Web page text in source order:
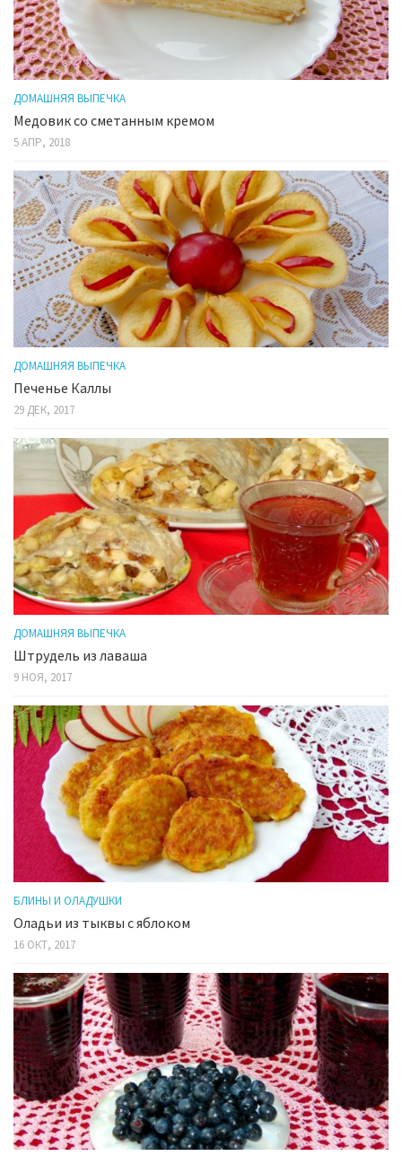
ДОМАШНЯЯ ВЫПЕЧКА
Медовик со сметанным кремом
5 АПР, 2018
ДОМАШНЯЯ ВЫПЕЧКА
Печенье Каллы
29 ДЕК, 2017
ДОМАШНЯЯ ВЫПЕЧКА
Штрудель из лаваша
9 НОЯ, 2017
БЛИНЫ И ОЛАДУШКИ
Оладьи из тыквы с яблоком
16 ОКТ, 2017